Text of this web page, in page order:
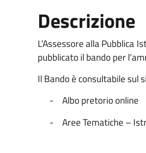
Descrizione
L’Assessore alla Pubblica
pubblicato il bando per
Il Bando è consultabile sul
-
Albo pretorio online
-
Aree Tematiche –